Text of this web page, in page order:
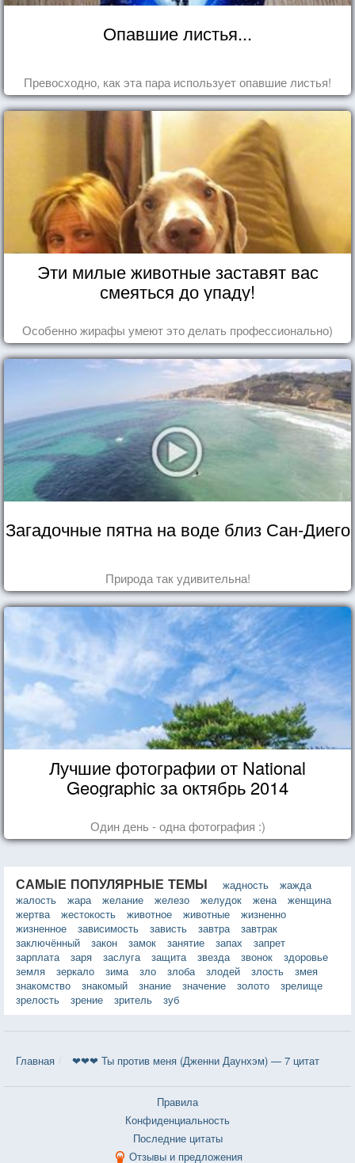
Опавшие листья...
Превосходно, как эта пара использует опавшие листья!
Эти милые животные заставят вас
смеяться до упаду!
Особенно жирафы умеют это делать профессионально)
Загадочные пятна на воде близ Сан-Диего
Природа так удивительна!
Лучшие фотографии от National
Geographic за октябрь 2014
Один день - одна фотография :)
САМЫЕ ПОПУЛЯРНЫЕ ТЕМЫ жадность
жажда
жалость
жара желание железо желудок жена
женщина
жертва
жестокость животное животные
жизненно
жизненное
зависимость зависть завтра
завтрак
заключённый
закон замок занятие запах
запрет
зарплата
заря заслуга защита звезда звонок
здоровье
земля
зеркало зима зло злоба злодей злость
змея
знакомство
знакомый знание значение золото
зрелище
зрелость
зрение зритель зуб
Главная ❤❤❤ Ты против меня (Дженни Даунхэм) — 7 цитат
Правила
Конфиденциальность
Последние цитаты
Отзывы и предложения